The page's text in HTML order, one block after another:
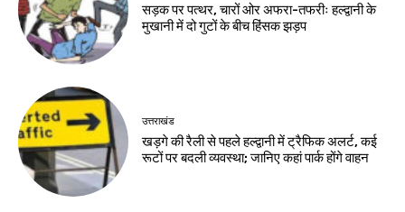
सड़क पर पत्थर, चारों ओर अफरा-तफरीः हल्द्वानी के
मुखानी में दो गुटों के बीच हिंसक झड़प
उत्तराखंड
खड़गे की रैली से पहले हल्द्वानी में ट्रैफिक अलर्ट, कई
रूटों पर बदली व्यवस्था; जानिए कहां पार्क होंगे वाहन